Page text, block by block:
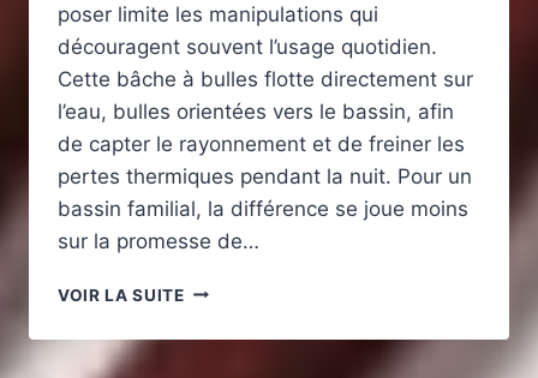
poser limite les manipulations qui
découragent souvent l’usage quotidien.
Cette bâche à bulles flotte directement sur
l’eau, bulles orientées vers le bassin, afin
de capter le rayonnement et de freiner les
pertes thermiques pendant la nuit. Pour un
bassin familial, la différence se joue moins
sur la promesse de…
VOIR LA SUITEQUELLES
SOLAIRES